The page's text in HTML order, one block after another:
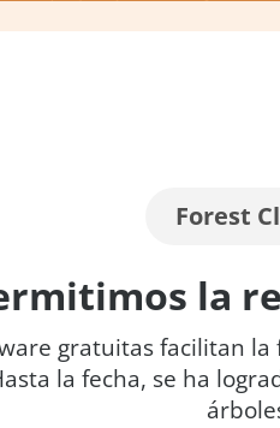
Forest
la
gratuitas facilitan
la fecha, se ha